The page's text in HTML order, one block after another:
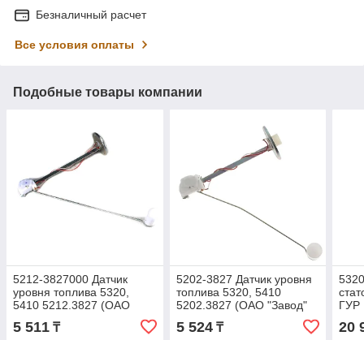
Безналичный расчет
Все условия оплаты
Подобные товары компании
5212-3827000 Датчик
уровня топлива 5320,
5410 5212.3827 (ОАО
"Завод "Автоприбор")
5 511 ₸
5202-3827 Датчик уровня
топлива 5320, 5410
5202.3827 (ОАО "Завод"
Автоприбор")
5 524₸
ГУР
20